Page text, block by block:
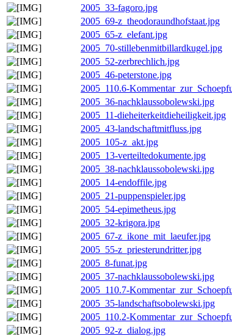
2005_33-fagoro.jpg
2005_69-z_theodoraundhofstaat.jpg
2005_65-z_elefant.jpg
2005_70-stillebenmitbillardkugel.jpg
2005_52-zerbrechlich.jpg
2005_46-peterstone.jpg
2005_110.6-
2005_36-nachklaussobolewski.jpg
2005_11-dieheiterkeitdieheiligkeit.jpg
2005_43-landschaftmitfluss.jpg
2005_105-z_akt.jpg
2005_13-verteiltedokumente.jpg
2005_38-nachklaussobolewski.jpg
2005_14-endoffile.jpg
2005_21-puppenspieler.jpg
2005_54-epimetheus.jpg
2005_32-krigora.jpg
2005_67-z_ikone_mit_laeufer.jpg
2005_55-z_priesterundritter.jpg
2005_8-funat.jpg
2005_37-nachklaussobolewski.jpg
2005_110.7-
2005_35-landschaftsobolewski.jpg
2005_110.2-
2005_92-z_dialog.jpg